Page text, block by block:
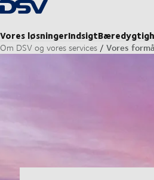
Tilbage til forsiden
Vores løsningerIndsigt
Om DSV og vores services Vores